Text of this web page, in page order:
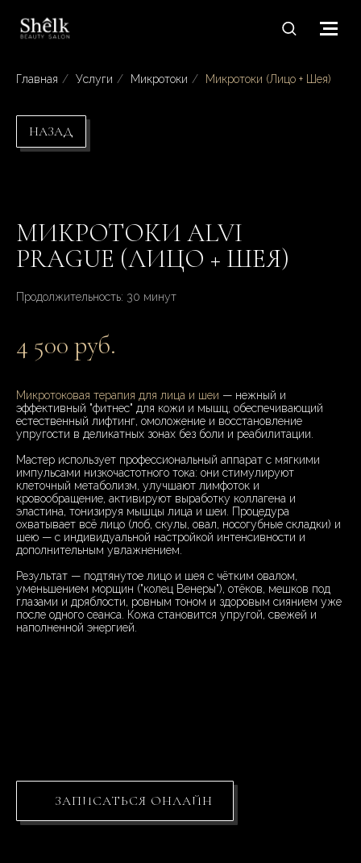
Главная / Услуги / Микротоки / Микротоки (Лицо + Шея)
НАЗАД
МИКРОТОКИ ALVI
PRAGUE (ЛИЦО + ШЕЯ)
Продолжительность: 30 минут
4 500 руб.
Микротоковая терапия для лица и шеи — нежный и
эффективный "фитнес" для кожи и мышц, обеспечивающий
естественный лифтинг, омоложение и восстановление
упругости в деликатных зонах без боли и реабилитации.
Мастер использует профессиональный аппарат с мягкими
импульсами низкочастотного тока: они стимулируют
клеточный метаболизм, улучшают лимфоток и
кровообращение, активируют выработку коллагена и
эластина, тонизируя мышцы лица и шеи. Процедура
охватывает всё лицо (лоб, скулы, овал, носогубные складки) и
шею — с индивидуальной настройкой интенсивности и
дополнительным увлажнением.
Результат — подтянутое лицо и шея с чётким овалом,
уменьшением морщин ("колец Венеры"), отёков, мешков под
глазами и дряблости, ровным тоном и здоровым сиянием уже
после одного сеанса. Кожа становится упругой, свежей и
наполненной энергией.
ЗАПИСАТЬСЯ ОНЛАЙН